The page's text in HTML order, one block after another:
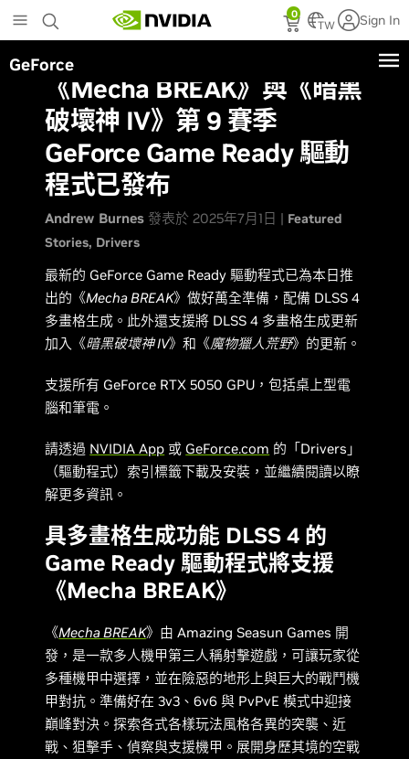
to
main
content
0
TW Sign In
GeForce
《Mecha BREAK》與《暗黑
破壞神 IV》第 9 賽季
GeForce Game Ready 驅動
程式已發布
Andrew Burnes 發表於 2025年7月1日 | Featured
Stories Drivers
最新的 GeForce Game Ready 驅動程式已為本日推
出的《Mecha BREAK》做好萬全準備，配備 DLSS 4
多畫格生成。此外還支援將 DLSS 4 多畫格生成更新
加入《暗黑破壞神 IV》和《魔物獵人荒野》的更新。
支援所有 GeForce RTX 5050 GPU，包括桌上型電
腦和筆電。
請透過 NVIDIA App 或 GeForce.com 的「Drivers」
（驅動程式）索引標籤下載及安裝，並繼續閱讀以瞭
解更多資訊。
具多畫格生成功能 DLSS 4 的
Game Ready 驅動程式將支援
《Mecha BREAK》
《Mecha BREAK》由 Amazing Seasun Games 開
發，是一款多人機甲第三人稱射擊遊戲，可讓玩家從
多種機甲中選擇，並在險惡的地形上與巨大的戰鬥機
甲對抗。準備好在 3v3、6v6 與 PvPvE 模式中迎接
巔峰對決。探索各式各樣玩法風格各異的突襲、近
戰、狙擊手、偵察與支援機甲。展開身歷其境的空戰